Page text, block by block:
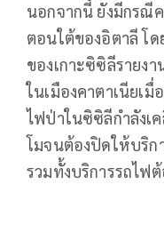
นอกจากนี้ ยังมีกรณี
ตอนใต้ของอิตาลี โ
ของเกาะซิซิลีรายง
ในเมืองคาตาเนียเ
ไฟป่าในซิซิลีกำลังเ
โมจนต้องปิดให้บริก
รวมทั้งบริการรถไฟ